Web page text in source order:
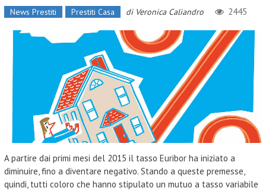
News Prestiti Prestiti Casa di Veronica Caliandro 2445
A partire dai primi mesi del 2015 il tasso Euribor ha iniziato a
diminuire, fino a diventare negativo. Stando a queste premesse,
quindi, tutti coloro che hanno stipulato un mutuo a tasso variabile